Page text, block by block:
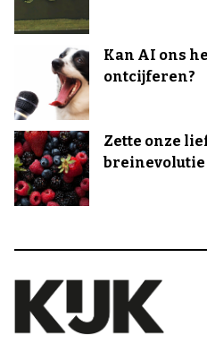
Kan AI ons
ontcijferen?
Zette onze
breinevolutie